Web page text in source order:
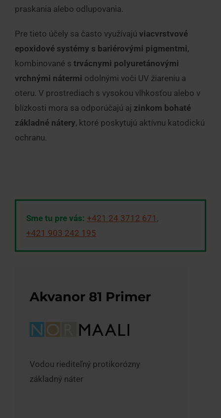
praskania alebo odlupovania.
Pre tieto účely sa často využívajú viacvrstvové
epoxidové systémy s bariérovými pigmentmi,
kombinované s trvácnymi polyuretánovými
vrchnými nátermi odolnými voči UV žiareniu a
oteru. V prostrediach s vysokou vlhkosťou alebo v
blízkosti mora sa odporúčajú aj zinkom bohaté
základné nátery, ktoré poskytujú aktívnu katodickú
ochranu.
Sme tu pre vás: +421 24 3712 671 ,
+421 903 242 195
Akvanor 81 Primer
Vodou riediteľný protikorózny
základný náter